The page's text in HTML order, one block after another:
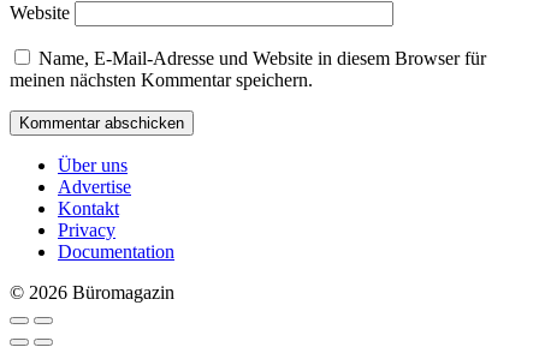
Website
Name, E-Mail-Adresse und Website in diesem Browser für
meinen nächsten Kommentar speichern.
Über uns
Advertise
Kontakt
Privacy
Documentation
© 2026 Büromagazin